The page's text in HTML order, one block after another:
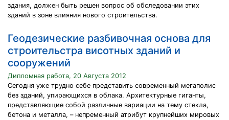
здания, должен быть решен вопрос об обследовании этих
зданий в зоне влияния нового строительства.
Геодезические разбивочная основа для
строительстра висотных зданий и
сооружений
Дипломная работа, 20 Августа 2012
Сегодня уже трудно себе представить современный мегаполис
без зданий, упирающихся в облака. Архитектурные гиганты,
представляющие собой различные вариации на тему стекла,
бетона и металла, – непременный атрибут крупнейших мировых